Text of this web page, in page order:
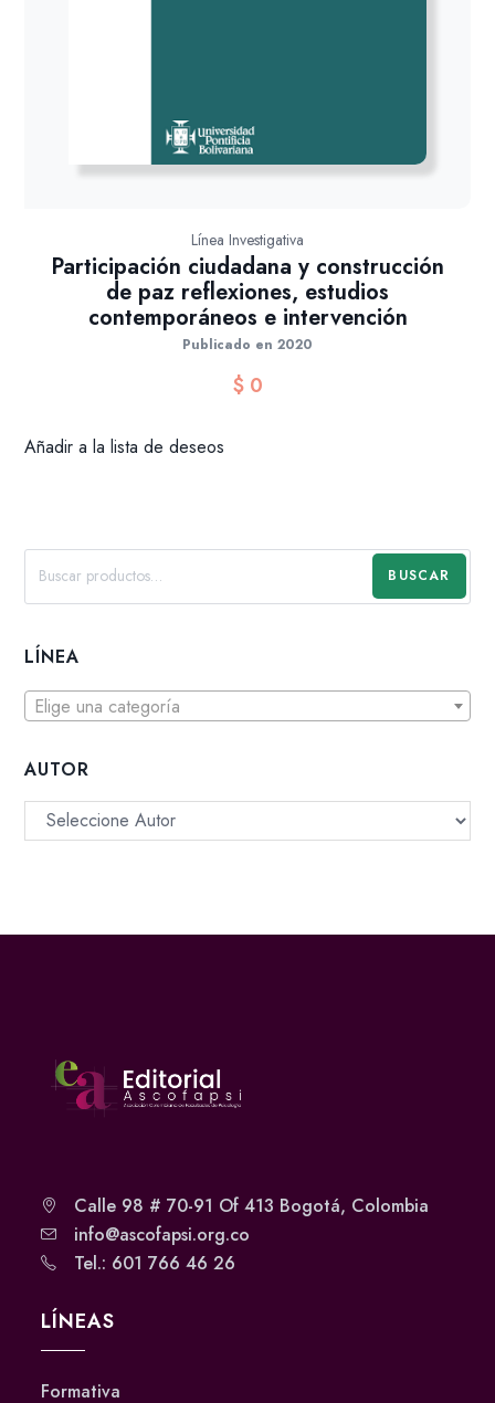
Línea Investigativa
Participación ciudadana y construcción
de paz reflexiones, estudios
contemporáneos e intervención
Publicado en 2020
$0
Añadir a la lista de deseos
BUSCAR
LÍNEA
Elige una categoría
AUTOR
Calle 98 # 70-91 Of 413 Bogotá, Colombia
info@ascofapsi.org.co
Tel.: 601 766 46 26
LÍNEAS
Formativa